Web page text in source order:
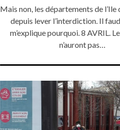
Mais non, les départements de l’Ile
depuis lever l’interdiction. Il
m’explique pourquoi. 8 AVRIL.
n’auront pas…